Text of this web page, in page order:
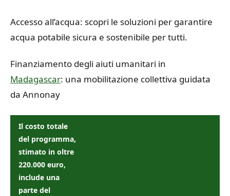
Accesso all’acqua: scopri le soluzioni per garantire
acqua potabile sicura e sostenibile per tutti.
Finanziamento degli aiuti umanitari in
Madagascar: una mobilitazione collettiva guidata
da Annonay
Il costo totale
del programma,
stimato in oltre
220.000 euro,
include una
parte del